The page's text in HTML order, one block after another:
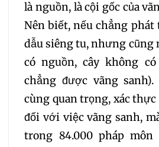
060 061
066 067
069 070
là nguồn, là cội gốc của
Nên biết, nếu chẳng phát
dẫu siêng tu, nhưng cũng
có nguồn, cây không
chẳng được vãng
cùng quan trọng, xác
đối với việc vãng sanh,
trong 84.000 pháp